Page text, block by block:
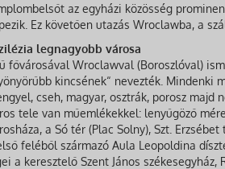
az egyházi közösség
Ez követően utazás Wroclawba, a
legnagyobb városa
fővárosával Wroclawval (Boroszlóval)
kincsének“ nevezték. Mindenki
cseh, magyar, osztrák, porosz majd
tele van műemlékekkel: lenyűgöző
a Só tér (Plac Solny), Szt.
feléből származó Aula Leopoldina
a keresztelő Szent János székesegyház,